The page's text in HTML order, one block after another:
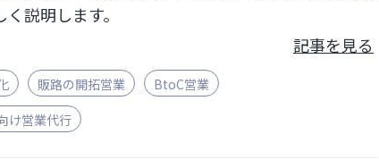
説明します。
記事を見る
販路の開拓営業
BtoC営業
け営業代行